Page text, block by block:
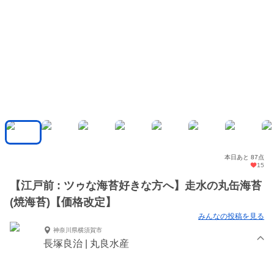
本日あと 87点
15
【江戸前 : ツゥな海苔好きな方へ】走水の丸缶海苔
(焼海苔)【価格改定】
みんなの投稿を見る
神奈川県横須賀市
長塚良治 | 丸良水産